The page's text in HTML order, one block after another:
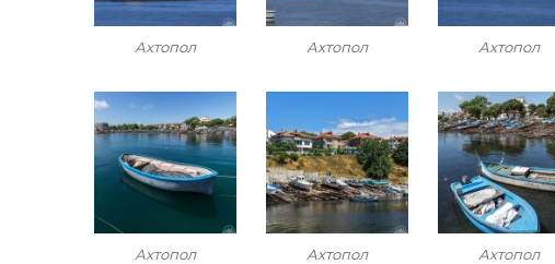
Ахтопол Ахтопол Ахтопол
Ахтопол Ахтопол Ахтопол